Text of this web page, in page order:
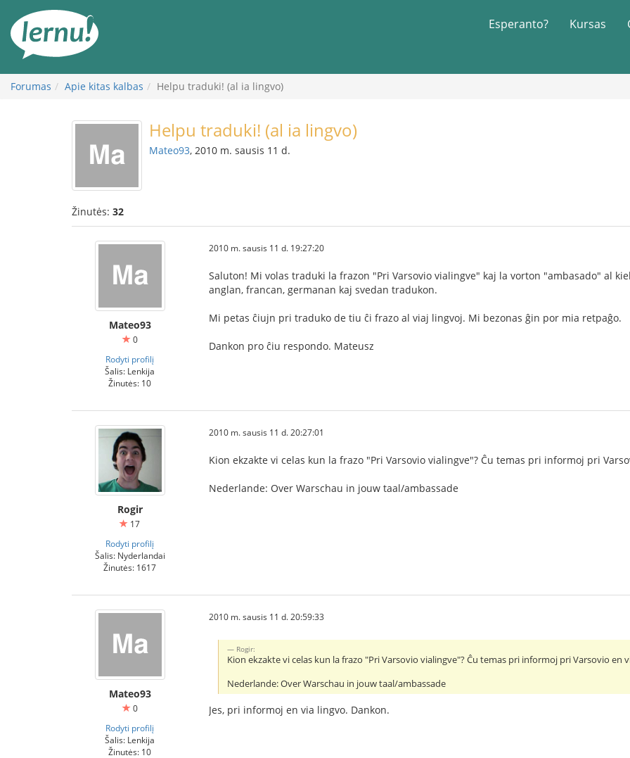
turinį
Esperanto? Kursas
Forumas Apie kitas kalbas Helpu traduki! (al ia lingvo)
Helpu traduki! (al ia lingvo)
Mateo93, 2010 m. sausis 11 d.
Žinutės: 32
Mateo93
0
Rodyti profilį
Šalis: Lenkija
Žinutės: 10
2010 m. sausis 11 d. 19:27:20
Saluton! Mi volas traduki la frazon "Pri Varsovio vialingve" kaj la vorton "ambasado" al
anglan, francan, germanan kaj svedan tradukon.
Mi petas ĉiujn pri traduko de tiu ĉi frazo al viaj lingvoj. Mi bezonas ĝin por mia retpaĝo.
Dankon pro ĉiu respondo. Mateusz
Rogir
17
Rodyti profilį
Šalis: Nyderlandai
Žinutės: 1617
2010 m. sausis 11 d. 20:27:01
Kion ekzakte vi celas kun la frazo "Pri Varsovio vialingve"? Ĉu temas pri informoj pri
Nederlande: Over Warschau in jouw taal/ambassade
Mateo93
0
Rodyti profilį
Šalis: Lenkija
Žinutės: 10
2010 m. sausis 11 d. 20:59:33
Rogir:
Kion ekzakte vi celas kun la frazo "Pri Varsovio vialingve"? Ĉu temas pri informoj pri Varsovio en
Nederlande: Over Warschau in jouw taal/ambassade
Jes, pri informoj en via lingvo. Dankon.